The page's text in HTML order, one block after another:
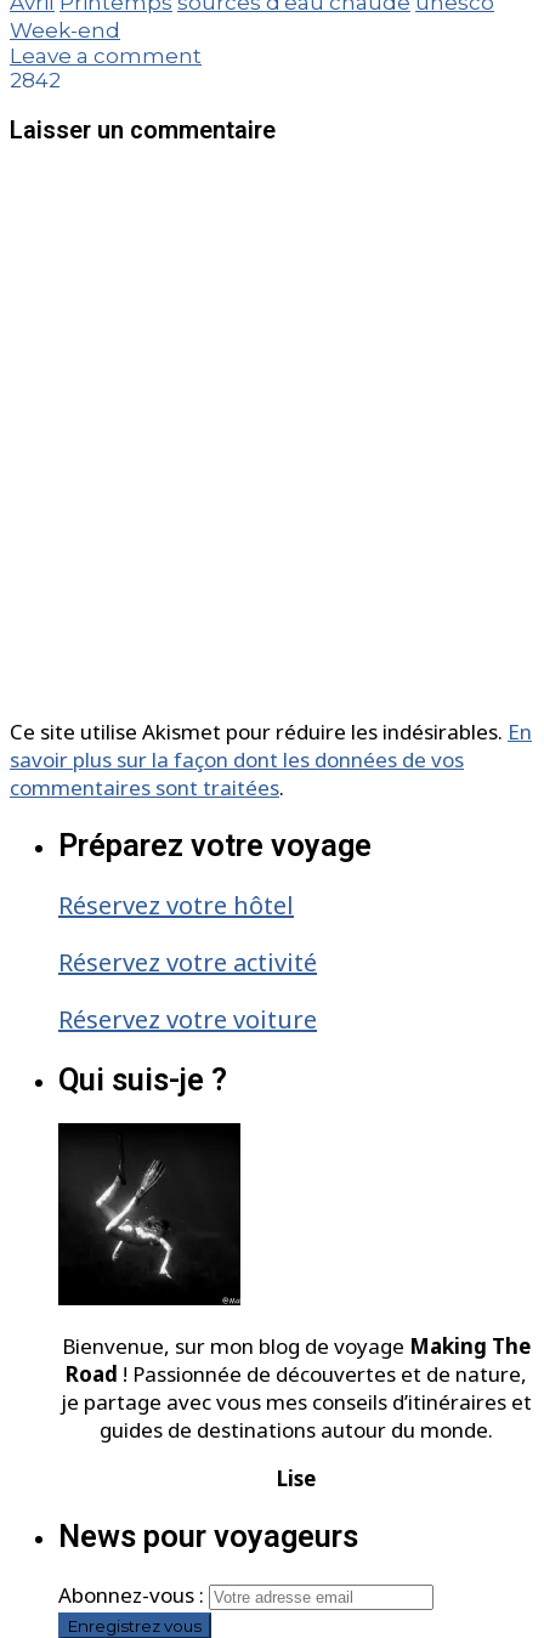
Week-end
Leave a comment
2842
Laisser un commentaire
Ce site utilise Akismet pour réduire les indésirables. En
savoir plus sur la façon dont les données de vos
commentaires sont traitées.
Préparez votre voyage
Réservez votre hôtel
Réservez votre activité
Réservez votre voiture
Qui suis-je ?
Bienvenue, sur mon blog de voyage Making The
Road ! Passionnée de découvertes et de nature,
je partage avec vous mes conseils d’itinéraires et
guides de destinations autour du monde.
Lise
News pour voyageurs
Abonnez-vous :